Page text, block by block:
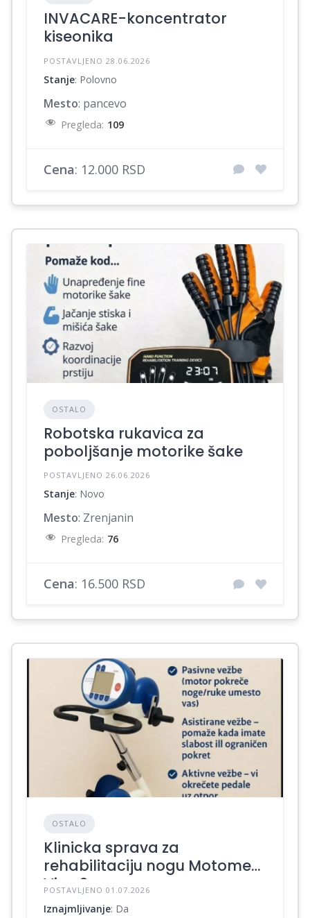
INVACARE-koncentrator
kiseonika
POSTAVLJENO 28.06.2026
Stanje: Polovno
Mesto: pancevo
Pregleda: 109
Cena: 12.000 RSD
OSTALO
Robotska rukavica za
poboljšanje motorike šake
POSTAVLJENO 26.06.2026
Stanje: Novo
Mesto: Zrenjanin
Pregleda: 76
Cena: 16.500 RSD
OSTALO
Klinicka sprava za
rehabilitaciju nogu Motomed
Viva 2
POSTAVLJENO 01.07.2026
Iznajmljivanje: Da